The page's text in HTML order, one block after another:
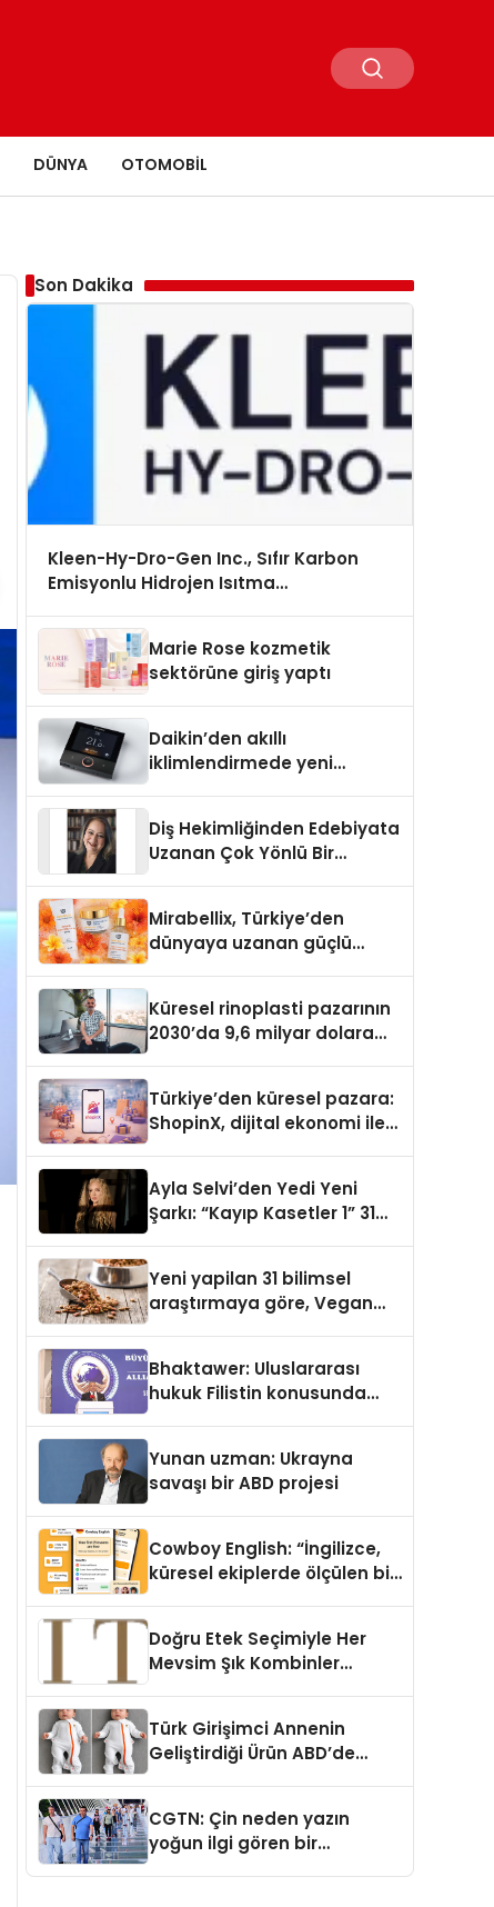
DÜNYA OTOMOBIL
Son Dakika
Kleen-Hy-Dro-Gen Inc., Sıfır Karbon
Emisyonlu Hidrojen Isıtma
Onaylarını Aldı
Marie Rose kozmetik
sektörüne giriş yaptı
Daikin’den akıllı
iklimlendirmede yeni
Diş Hekimliğinden Edebiyata
Uzanan Çok Yönlü Bir
Mirabellix, Türkiye’den
dünyaya uzanan güçlü
Küresel rinoplasti pazarının
2030’da 9,6 milyar dolara
Türkiye’den küresel pazara:
ShopinX, dijital ekonomi ile
Ayla Selvi’den Yedi Yeni
Şarkı: “Kayıp Kasetler 1” 31
Yeni yapilan 31 bilimsel
araştırmaya göre, Vegan
Sindirildiğini Ortaya Koydu
Bhaktawer: Uluslararası
hukuk Filistin konusunda
Yunan uzman: Ukrayna
savaşı bir ABD projesi
Cowboy English: “İngilizce,
küresel ekiplerde ölçülen bir
Doğru Etek Seçimiyle Her
Mevsim Şık Kombinler
Türk Girişimci Annenin
Geliştirdiği Ürün ABD’de
Açısı Getiriyor.
CGTN: Çin neden yazın
yoğun ilgi gören bir